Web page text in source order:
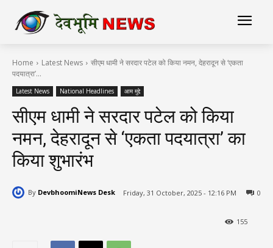
Home Latest News
सीएम धामी ने सरदार पटेल को किया नमन, देहरादून से ‘एकता
पदयात्रा’...
Latest News National Headlines आम मुद्दे
सीएम धामी ने सरदार पटेल को किया
नमन, देहरादून से ‘एकता पदयात्रा’ का
किया शुभारंभ
By DevbhoomiNews Desk Friday, 31 October, 2025 - 12:16 PM 0
155